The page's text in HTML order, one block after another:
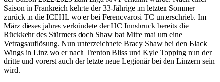
Saison in Frankreich kehrte der 33-Jährige im letzten Sommer
zurück in die ICEHL wo er bei Ferencvarosi TC unterschrieb. Im
März dieses jahres verkündete der HC Innsbruck bereits die
Rückkehr des Stürmers doch Shaw bat Mitte mai um eine
Vetragsauflösung. Nun unterzeichnete Brady Shaw bei den Black
Wings in Linz wo er nach Trenton Bliss und Kyle Topping nun der
dritte und vorerst auch der letzte neue Legionär bei den Linzern sein
wird.